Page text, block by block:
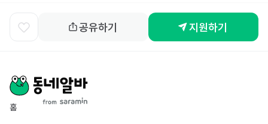
공유하기 지원하기
홈